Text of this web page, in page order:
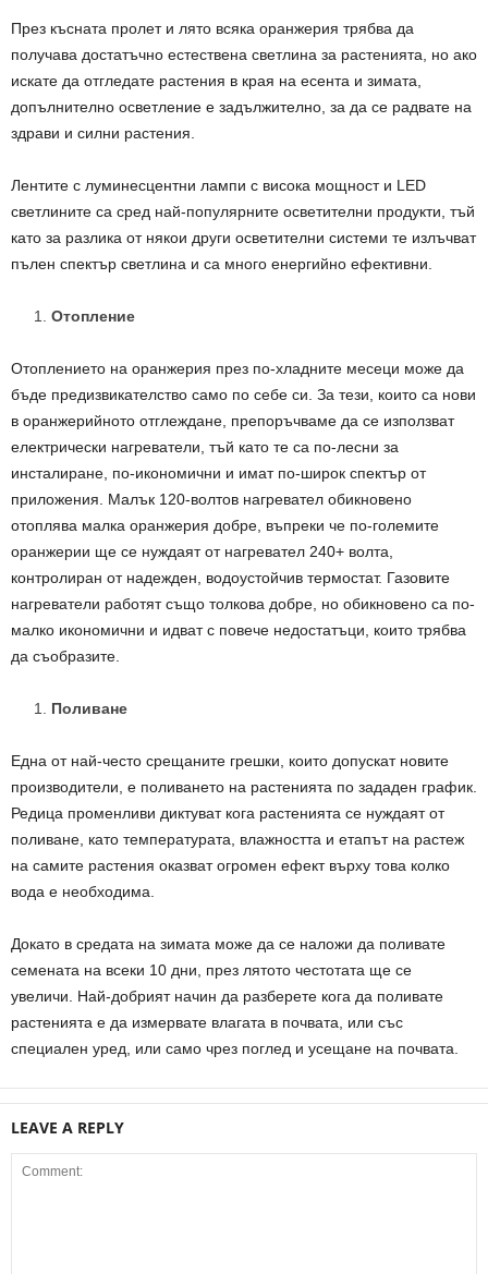
През късната пролет и лято всяка оранжерия трябва да
получава достатъчно естествена светлина за растенията, но ако
искате да отгледате растения в края на есента и зимата,
допълнително осветление е задължително, за да се радвате на
здрави и силни растения.
Лентите с луминесцентни лампи с висока мощност и LED
светлините са сред най-популярните осветителни продукти, тъй
като за разлика от някои други осветителни системи те излъчват
пълен спектър светлина и са много енергийно ефективни.
Отопление
Отоплението на оранжерия през по-хладните месеци може да
бъде предизвикателство само по себе си. За тези, които са нови
в оранжерийното отглеждане, препоръчваме да се използват
електрически нагреватели, тъй като те са по-лесни за
инсталиране, по-икономични и имат по-широк спектър от
приложения. Малък 120-волтов нагревател обикновено
отоплява малка оранжерия добре, въпреки че по-големите
оранжерии ще се нуждаят от нагревател 240+ волта,
контролиран от надежден, водоустойчив термостат. Газовите
нагреватели работят също толкова добре, но обикновено са по-
малко икономични и идват с повече недостатъци, които трябва
да съобразите.
Поливане
Една от най-често срещаните грешки, които допускат новите
производители, е поливането на растенията по зададен график.
Редица променливи диктуват кога растенията се нуждаят от
поливане, като температурата, влажността и етапът на растеж
на самите растения оказват огромен ефект върху това колко
вода е необходима.
Докато в средата на зимата може да се наложи да поливате
семената на всеки 10 дни, през лятото честотата ще се
увеличи. Най-добрият начин да разберете кога да поливате
растенията е да измервате влагата в почвата, или със
специален уред, или само чрез поглед и усещане на почвата.
LEAVE A REPLY